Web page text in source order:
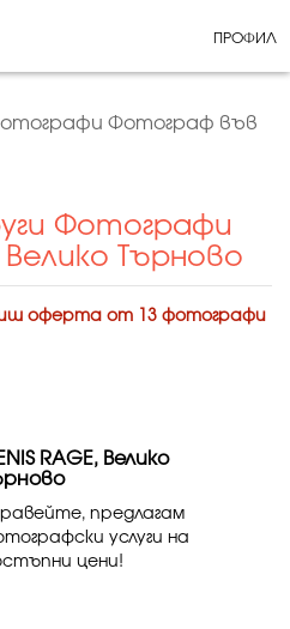
ПРОФИЛ
Фотограф във
Фотографи
Търново
оферта от 13 фотографи
RAGE, Велико
предлагам
услуги на
цени!